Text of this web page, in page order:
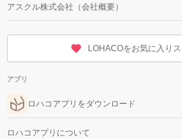
アスクル株式会社（会社概要）
LOHACOをお気に入り
アプリ
ロハコアプリをダウンロード
ロハコアプリについて